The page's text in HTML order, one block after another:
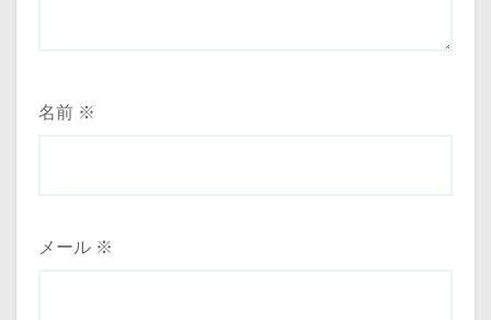
名前 ※
メール ※